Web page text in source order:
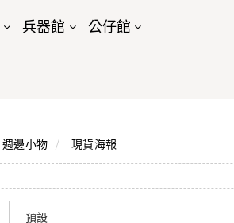
兵器館 公仔館
週邊小物 現貨海報